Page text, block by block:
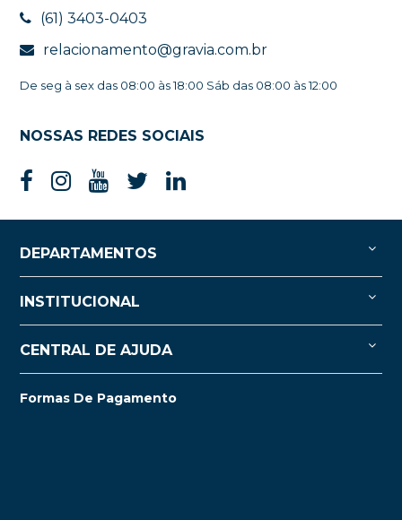
(61) 3403-0403
relacionamento@gravia.com.br
De seg à sex das 08:00 às 18:00 Sáb das 08:00 às 12:00
NOSSAS REDES SOCIAIS
DEPARTAMENTOS
INSTITUCIONAL
CENTRAL DE AJUDA
Formas De Pagamento